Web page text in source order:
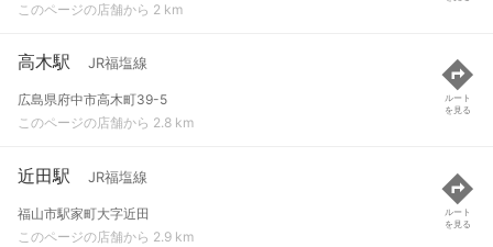
このページの店舗から 2 km
高木駅 JR福塩線
広島県府中市高木町39-5
このページの店舗から 2.8 km
ルート
を見る
近田駅 JR福塩線
福山市駅家町大字近田
このページの店舗から 2.9 km
ルート
を見る